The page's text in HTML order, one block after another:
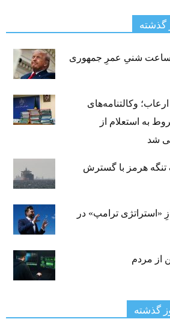
ساعت شنیِ عمرِ جمهوری
وکالتنامه‌های
به استعلام از
شد
تنگه‌ هرمز با گسترش
ترامپ» در
از مردم